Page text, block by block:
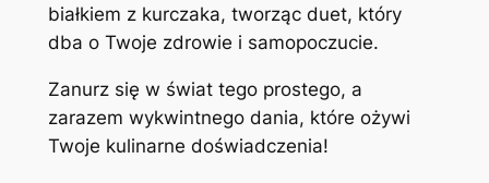
białkiem z kurczaka, tworząc duet, który
dba o Twoje zdrowie i samopoczucie.
Zanurz się w świat tego prostego, a
zarazem wykwintnego dania, które ożywi
Twoje kulinarne doświadczenia!